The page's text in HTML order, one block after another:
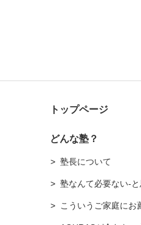
トップページ
どんな塾？
塾長について
塾なんて必要ない-
こういうご家庭にお